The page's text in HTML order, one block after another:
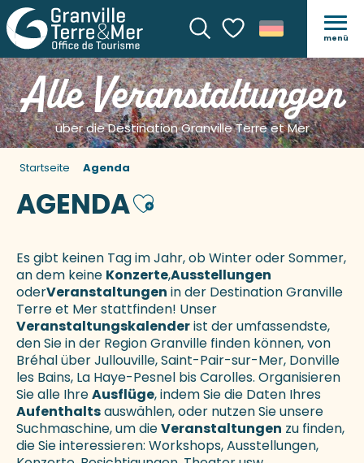
SucheVoir les favoris
menü
Alle Veranstaltungen
über die Destination Granville Terre et Mer
Startseite Agenda
AGENDAAjouter aux favoris
Es gibt keinen Tag im Jahr, ob Winter oder Sommer,
an dem keine Konzerte,Ausstellungen
oderVeranstaltungen in der Destination Granville
Terre et Mer stattfinden! Unser
Veranstaltungskalenderist der umfassendste,
den Sie in der Region Granville finden können, von
Bréhal über Jullouville, Saint-Pair-sur-Mer, Donville
les Bains, La Haye-Pesnel bis Carolles. Organisieren
Sie alle IhreAusflüge, indem Sie die Daten Ihres
Aufenthaltsauswählen, oder nutzen Sie unsere
Suchmaschine, um dieVeranstaltungen zu finden,
die Sie interessieren: Workshops, Ausstellungen,